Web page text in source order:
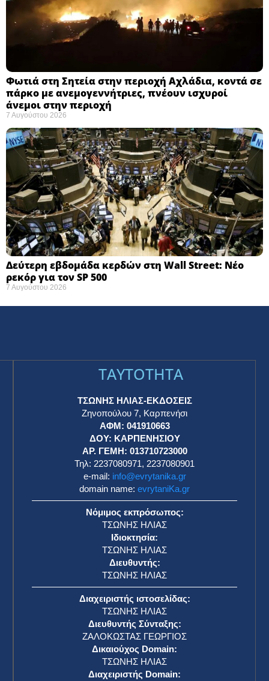
Φωτιά στη Σητεία στην περιοχή Αχλάδια, κοντά σε
πάρκο με ανεμογεννήτριες, πνέουν ισχυροί
άνεμοι στην περιοχή
7 Αυγούστου 2026
Δεύτερη εβδομάδα κερδών στη Wall Street: Νέο
ρεκόρ για τον SP 500
7 Αυγούστου 2026
TAYTOTHTA
ΤΣΩΝΗΣ ΗΛΙΑΣ-ΕΚΔΟΣΕΙΣ
Ζηνοπούλου 7, Καρπενήσι
ΑΦΜ: 041910663
ΔΟΥ: ΚΑΡΠΕΝΗΣΙΟΥ
ΑΡ. ΓΕΜΗ: 013710723000
Τηλ: 2237080971, 2237080901
e-mail: info@evrytanika.gr
domain name: evrytaniKa.gr
Νόμιμος εκπρόσωπος:
ΤΣΩΝΗΣ ΗΛΙΑΣ
Ιδιοκτησία:
ΤΣΩΝΗΣ ΗΛΙΑΣ
Διευθυντής:
ΤΣΩΝΗΣ ΗΛΙΑΣ
Διαχειριστής ιστοσελίδας:
ΤΣΩΝΗΣ ΗΛΙΑΣ
Διευθυντής Σύνταξης:
ΖΑΛΟΚΩΣΤΑΣ ΓΕΩΡΓΙΟΣ
Δικαιούχος Domain:
ΤΣΩΝΗΣ ΗΛΙΑΣ
Διαχειριστής Domain: